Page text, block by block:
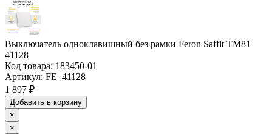
Выключатель одноклавишный без рамки Feron Saffit TM81
41128
Код товара: 183450-01
Артикул: FE_41128
1 897 ₽
Добавить в корзину
×
×